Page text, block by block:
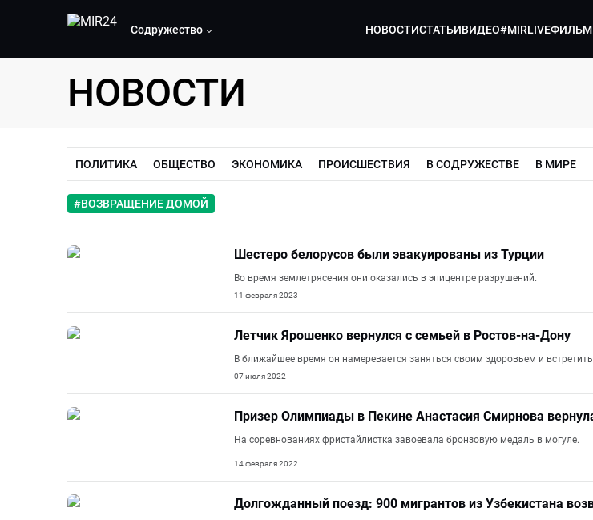
Содружество НОВОСТИСТАТЬИВИДЕО#MIRLIVE
НОВОСТИ
ПОЛИТИКА ОБЩЕСТВО ЭКОНОМИКА ПРОИСШЕСТВИЯ В СОДРУЖЕСТВЕ В МИРЕ
#ВОЗВРАЩЕНИЕ ДОМОЙ
Шестеро белорусов были эвакуированы из Турции
Во время землетрясения они оказались в эпицентре разрушений.
11 февраля 2023
Летчик Ярошенко вернулся с семьей в Ростов-на-Дону
В ближайшее время он намеревается заняться своим здоровьем и
07 июля 2022
Призер Олимпиады в Пекине Анастасия Смирнова
На соревнованиях фристайлистка завоевала бронзовую медаль в могуле.
14 февраля 2022
Долгожданный поезд: 900 мигрантов из Узбекистана